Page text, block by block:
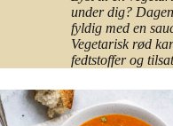
under dig?
fyldig med en
Vegetarisk rød
fedtstoffer og